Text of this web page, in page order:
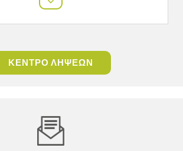
ΚΕΝΤΡΟ ΛΗΨΕΩΝ